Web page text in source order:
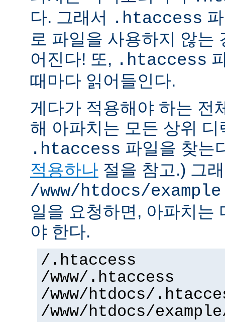
다. 그래서 .htaccess
로 파일을 사용하지 않는
어진다! 또, .htaccess
때마다 읽어들인다.
게다가 적용해야 하는 전
해 아파치는 모든 상위 디
.htaccess 파일을 찾는
적용하나 절을 참고.) 그
/www/htdocs/example
일을 요청하면, 아파치는
야 한다.
/.htaccess
/www/.htaccess
/www/htdocs/
/www/htdocs/